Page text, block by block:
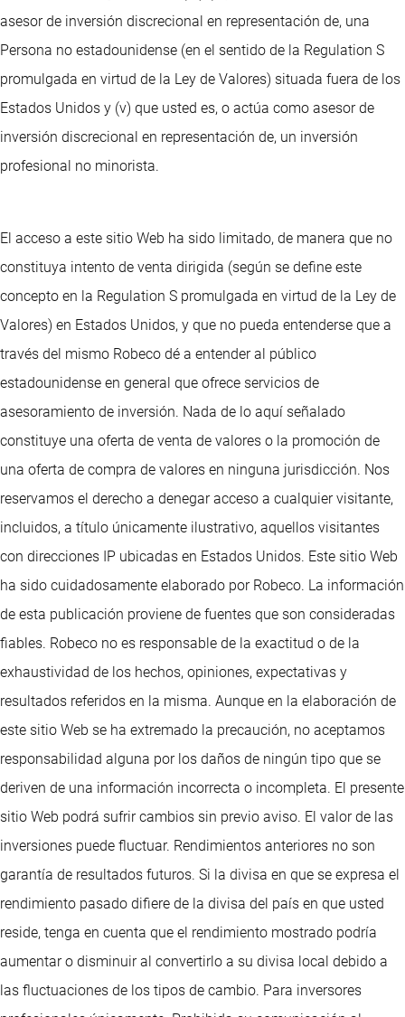
asesor de inversión discrecional en representación de, una
Persona no estadounidense (en el sentido de la Regulation S
promulgada en virtud de la Ley de Valores) situada fuera de los
Estados Unidos y (v) que usted es, o actúa como asesor de
inversión discrecional en representación de, un inversión
profesional no minorista.
El acceso a este sitio Web ha sido limitado, de manera que no
constituya intento de venta dirigida (según se define este
concepto en la Regulation S promulgada en virtud de la Ley de
Valores) en Estados Unidos, y que no pueda entenderse que a
través del mismo Robeco dé a entender al público
estadounidense en general que ofrece servicios de
asesoramiento de inversión. Nada de lo aquí señalado
constituye una oferta de venta de valores o la promoción de
una oferta de compra de valores en ninguna jurisdicción. Nos
reservamos el derecho a denegar acceso a cualquier visitante,
incluidos, a título únicamente ilustrativo, aquellos visitantes
con direcciones IP ubicadas en Estados Unidos. Este sitio Web
ha sido cuidadosamente elaborado por Robeco. La información
de esta publicación proviene de fuentes que son consideradas
fiables. Robeco no es responsable de la exactitud o de la
exhaustividad de los hechos, opiniones, expectativas y
resultados referidos en la misma. Aunque en la elaboración de
este sitio Web se ha extremado la precaución, no aceptamos
responsabilidad alguna por los daños de ningún tipo que se
deriven de una información incorrecta o incompleta. El presente
sitio Web podrá sufrir cambios sin previo aviso. El valor de las
inversiones puede fluctuar. Rendimientos anteriores no son
garantía de resultados futuros. Si la divisa en que se expresa el
rendimiento pasado difiere de la divisa del país en que usted
reside, tenga en cuenta que el rendimiento mostrado podría
aumentar o disminuir al convertirlo a su divisa local debido a
las fluctuaciones de los tipos de cambio. Para inversores